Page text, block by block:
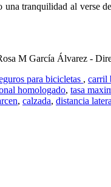
una tranquilidad al verse
M García Álvarez -
para bicicletas , carril
homologado, tasa
, calzada, distancia